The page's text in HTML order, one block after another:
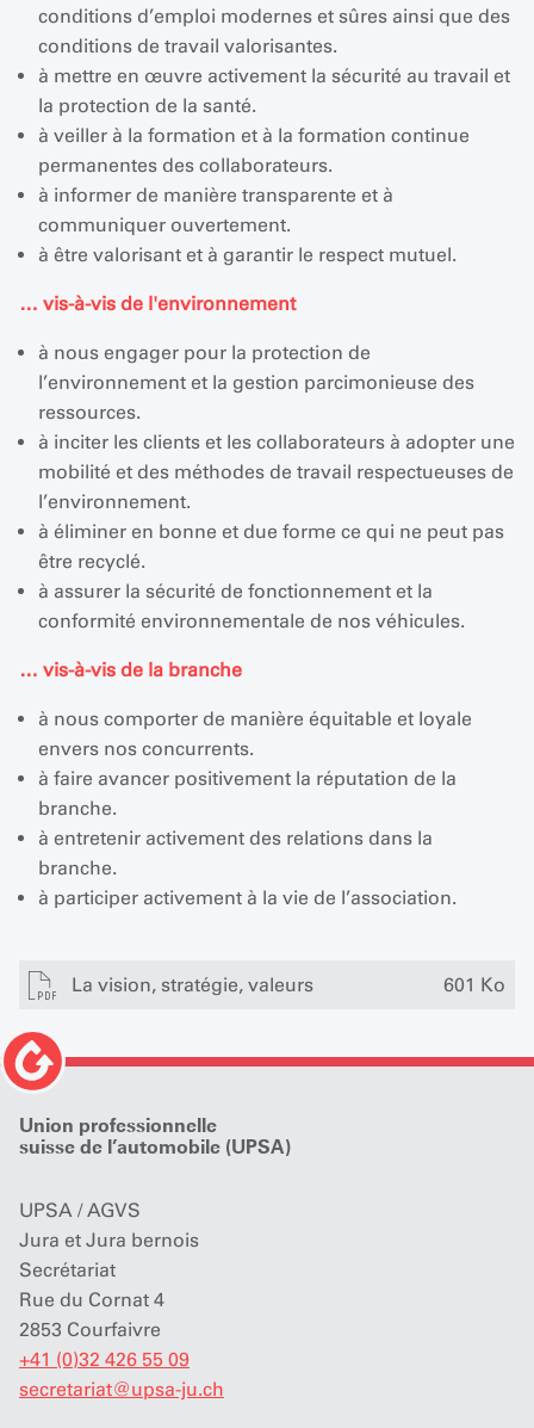
conditions d’emploi modernes et sûres ainsi que des
conditions de travail valorisantes.
à mettre en œuvre activement la sécurité au travail et
la protection de la santé.
à veiller à la formation et à la formation continue
permanentes des collaborateurs.
à informer de manière transparente et à
communiquer ouvertement.
à être valorisant et à garantir le respect mutuel.
… vis-à-vis de l'environnement
à nous engager pour la protection de
l’environnement et la gestion parcimonieuse des
ressources.
à inciter les clients et les collaborateurs à adopter une
mobilité et des méthodes de travail respectueuses de
l’environnement.
à éliminer en bonne et due forme ce qui ne peut pas
être recyclé.
à assurer la sécurité de fonctionnement et la
conformité environnementale de nos véhicules.
… vis-à-vis de la branche
à nous comporter de manière équitable et loyale
envers nos concurrents.
à faire avancer positivement la réputation de la
branche.
à entretenir activement des relations dans la
branche.
à participer activement à la vie de l’association.
La vision, stratégie, valeurs 601 Ko
Union professionnelle
suisse de l’automobile (UPSA)
UPSA / AGVS
Jura et Jura bernois
Secrétariat
Rue du Cornat 4
2853 Courfaivre
+41 (0)32 426 55 09
secretariat@upsa-ju.ch